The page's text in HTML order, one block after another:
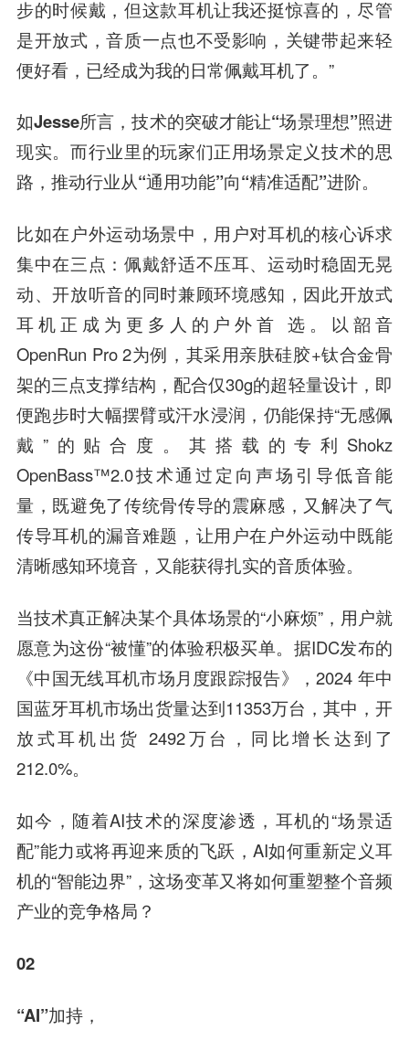
步的时候戴，但这款耳机让我还挺惊喜的，尽管
是开放式，音质一点也不受影响，关键带起来轻
便好看，已经成为我的日常佩戴耳机了。”
如Jesse所言，技术的突破才能让“场景理想”照进
现实。而行业里的玩家们正用场景定义技术的思
路，推动行业从“通用功能”向“精准适配”进阶。
比如在户外运动场景中，用户对耳机的核心诉求
集中在三点：佩戴舒适不压耳、运动时稳固无晃
动、开放听音的同时兼顾环境感知，因此开放式
耳机正成为更多人的户外首 选。以韶音
OpenRun Pro 2为例，其采用亲肤硅胶+钛合金骨
架的三点支撑结构，配合仅30g的超轻量设计，即
便跑步时大幅摆臂或汗水浸润，仍能保持“无感佩
戴”的贴合度。其搭载的专利Shokz
OpenBass™2.0技术通过定向声场引导低音能
量，既避免了传统骨传导的震麻感，又解决了气
传导耳机的漏音难题，让用户在户外运动中既能
清晰感知环境音，又能获得扎实的音质体验。
当技术真正解决某个具体场景的“小麻烦”，用户就
愿意为这份“被懂”的体验积极买单。据IDC发布的
《中国无线耳机市场月度跟踪报告》，2024 年中
国蓝牙耳机市场出货量达到11353万台，其中，开
放式耳机出货 2492万台，同比增长达到了
212.0%。
如今，随着AI技术的深度渗透，耳机的“场景适
配”能力或将再迎来质的飞跃，AI如何重新定义耳
机的“智能边界”，这场变革又将如何重塑整个音频
产业的竞争格局？
02
“AI”加持，